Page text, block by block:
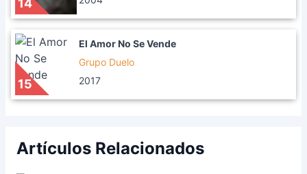
14
15
El Amor No Se Vende
Grupo Duelo
2017
Artículos Relacionados